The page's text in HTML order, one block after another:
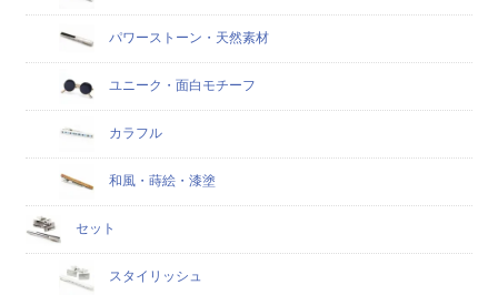
パワーストーン・天然素材
ユニーク・面白モチーフ
カラフル
和風・蒔絵・漆塗
セット
スタイリッシュ